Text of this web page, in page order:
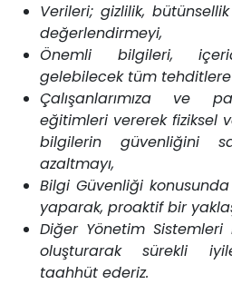
Verileri; gizlilik,
değerlendirmeyi,
Önemli bilgileri,
gelebilecek tüm tehditlere
Çalışanlarımıza ve
eğitimleri vererek fiziksel
bilgilerin güvenliğini
azaltmayı,
Bilgi Güvenliği
yaparak, proaktif bir
Diğer Yönetim
oluşturarak sürekli
taahhüt ederiz.